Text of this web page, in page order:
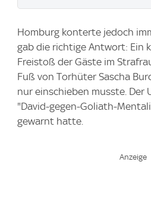
Homburg konterte jedoch
gab die richtige Antwort: Ein
Freistoß der Gäste im
Fuß von Torhüter Sascha
nur einschieben musste. Der
"David-gegen-Goliath-
gewarnt hatte.